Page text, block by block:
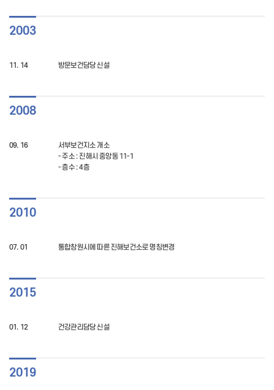
2003
11. 14 방문보건담당 신설
2008
09. 16
서부보건지소 개소
- 주소 : 진해시 중앙동 11-1
- 층수 : 4층
2010
07. 01 통합창원시에 따른 진해보건소로 명칭변경
2015
01. 12 건강관리담당 신설
2019